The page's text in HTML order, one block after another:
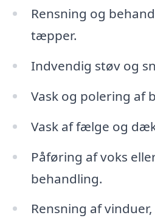
Rensning og
tæpper.
Indvendig støv og
Vask og polering af
Vask af fælge og
Påføring af voks
behandling.
Rensning af